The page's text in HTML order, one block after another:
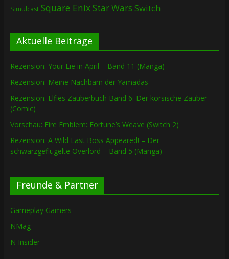
Simulcast Square EnixStar Wars Switch
Aktuelle Beiträge
Rezension: Your Lie in April – Band 11 (Manga)
Rezension: Meine Nachbarn der Yamadas
Rezension: Elfies Zauberbuch Band 6: Der korsische Zauber
(Comic)
Vorschau: Fire Emblem: Fortune’s Weave (Switch 2)
Rezension: A Wild Last Boss Appeared! – Der
schwarzgeflügelte Overlord – Band 5 (Manga)
Freunde & Partner
Gameplay Gamers
NMag
N Insider